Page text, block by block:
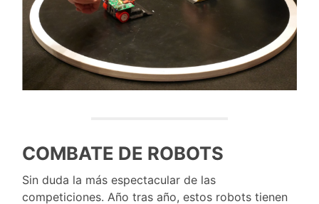
COMBATE DE ROBOTS
Sin duda la más espectacular de las
competiciones. Año tras año, estos robots tienen